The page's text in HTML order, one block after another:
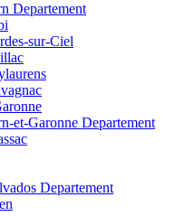
Departement
sur-Ciel
et-Garonne Departement
Departement